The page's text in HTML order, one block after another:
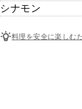
シナモン
料理を安全に楽しむ